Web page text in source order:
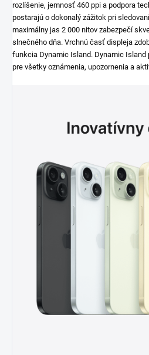
rozlíšenie, jemnosť 460 ppi a podpora
postarajú o dokonalý zážitok pri
maximálny jas 2 000 nitov zabezpečí
slnečného dňa. Vrchnú časť displeja
funkcia Dynamic Island. Dynamic
pre všetky oznámenia, upozornenia a